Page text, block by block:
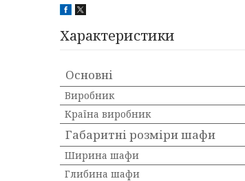
Характеристики
Основні
Виробник
Країна виробник
Габаритні розміри шафи
Ширина шафи
Глибина шафи